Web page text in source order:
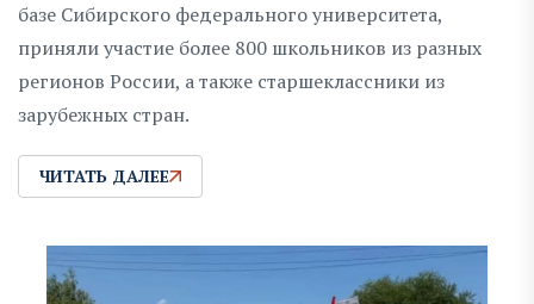
базе Сибирского федерального университета,
приняли участие более 800 школьников из разных
регионов России, а также старшеклассники из
зарубежных стран.
ЧИТАТЬ ДАЛЕЕ